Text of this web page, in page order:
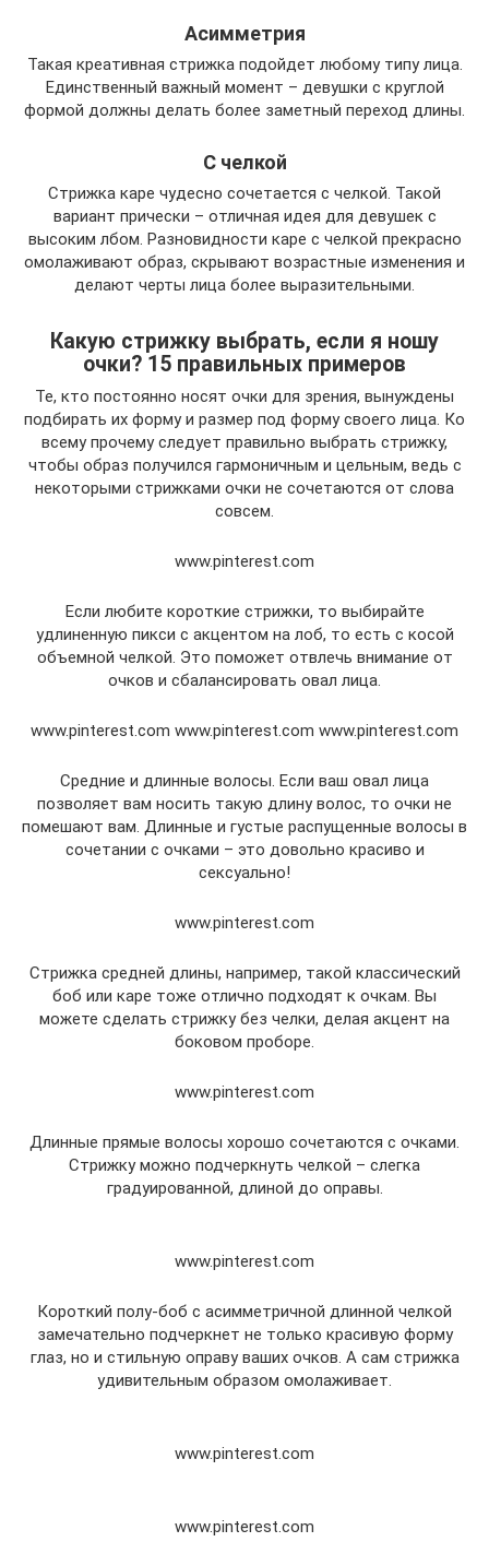
Асимметрия
Такая креативная стрижка подойдет любому типу лица.
Единственный важный момент – девушки с круглой
формой должны делать более заметный переход длины.
С челкой
Стрижка каре чудесно сочетается с челкой. Такой
вариант прически – отличная идея для девушек с
высоким лбом. Разновидности каре с челкой прекрасно
омолаживают образ, скрывают возрастные изменения и
делают черты лица более выразительными.
Какую стрижку выбрать, если я ношу
очки? 15 правильных примеров
Те, кто постоянно носят очки для зрения, вынуждены
подбирать их форму и размер под форму своего лица. Ко
всему прочему следует правильно выбрать стрижку,
чтобы образ получился гармоничным и цельным, ведь с
некоторыми стрижками очки не сочетаются от слова
совсем.
www.pinterest.com
Если любите короткие стрижки, то выбирайте
удлиненную пикси с акцентом на лоб, то есть с косой
объемной челкой. Это поможет отвлечь внимание от
очков и сбалансировать овал лица.
www.pinterest.com www.pinterest.com www.pinterest.com
Средние и длинные волосы. Если ваш овал лица
позволяет вам носить такую длину волос, то очки не
помешают вам. Длинные и густые распущенные волосы в
сочетании с очками – это довольно красиво и
сексуально!
www.pinterest.com
Стрижка средней длины, например, такой классический
боб или каре тоже отлично подходят к очкам. Вы
можете сделать стрижку без челки, делая акцент на
боковом проборе.
www.pinterest.com
Длинные прямые волосы хорошо сочетаются с очками.
Стрижку можно подчеркнуть челкой – слегка
градуированной, длиной до оправы.
www.pinterest.com
Короткий полу-боб с асимметричной длинной челкой
замечательно подчеркнет не только красивую форму
глаз, но и стильную оправу ваших очков. А сам стрижка
удивительным образом омолаживает.
www.pinterest.com
www.pinterest.com